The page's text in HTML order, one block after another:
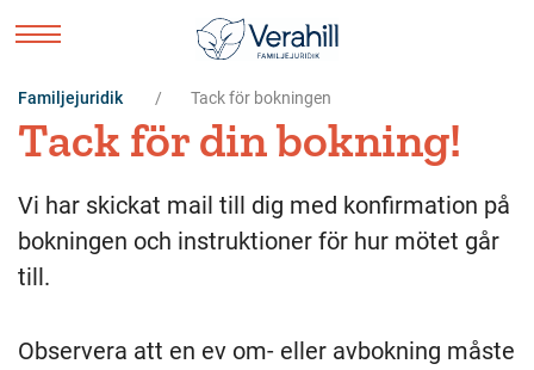
Familjejuridik Tack för bokningen
Tack för din bokning!
Vi har skickat mail till dig med konfirmation på
bokningen och instruktioner för hur mötet går
till.
Observera att en ev om- eller avbokning måste